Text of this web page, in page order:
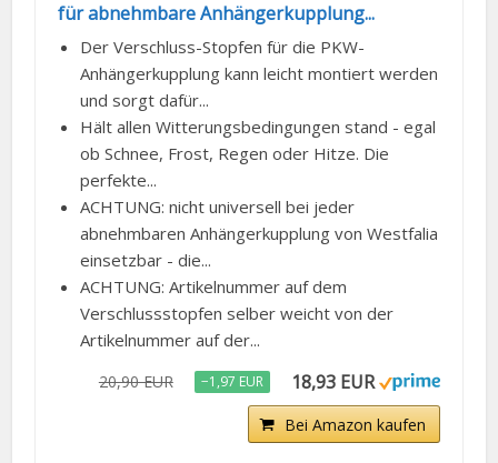
für abnehmbare Anhängerkupplung...
Der Verschluss-Stopfen für die PKW-
Anhängerkupplung kann leicht montiert werden
und sorgt dafür...
Hält allen Witterungsbedingungen stand - egal
ob Schnee, Frost, Regen oder Hitze. Die
perfekte...
ACHTUNG: nicht universell bei jeder
abnehmbaren Anhängerkupplung von Westfalia
einsetzbar - die...
ACHTUNG: Artikelnummer auf dem
Verschlussstopfen selber weicht von der
Artikelnummer auf der...
20,90 EUR −1,97 EUR 18,93 EUR
Bei Amazon kaufen